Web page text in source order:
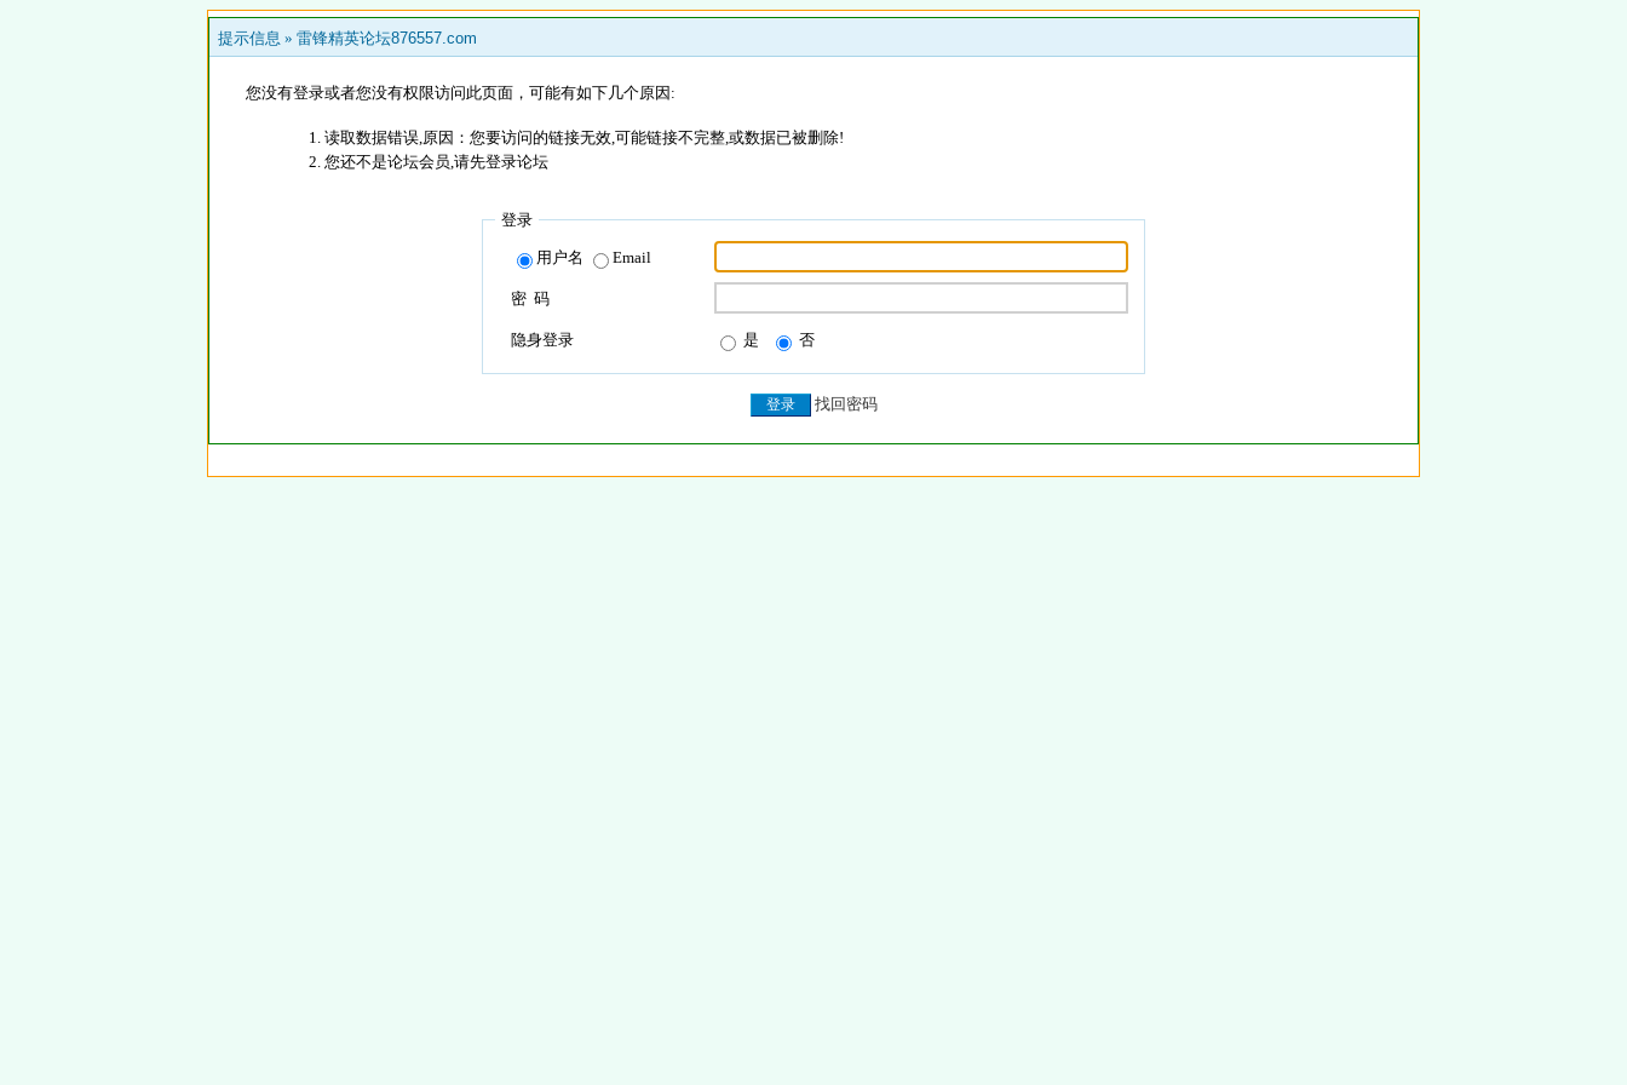
提示信息 » 雷锋精英论坛876557.com
您没有登录或者您没有权限访问此页面，可能有如下几个原因:
读取数据错误,原因：您要访问的链接无效,可能链接不完整,或数据已被删除!
您还不是论坛会员,请先登录论坛
登录
用户名 Email
密 码
隐身登录 是 否
找回密码